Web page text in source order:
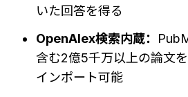
いた回答を得る
OpenAlex検索内蔵：
含む2億5千万以上の論文
インポート可能